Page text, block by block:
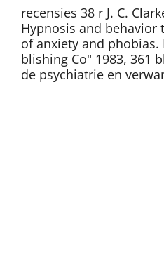
recensies 38 r J. C.
Hypnosis and
of anxiety and phobias.
blishing Co" 1983, 361
de psychiatrie en